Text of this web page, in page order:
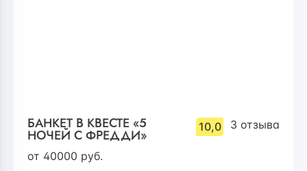
БАНКЕТ В КВЕСТЕ «5
НОЧЕЙ С ФРЕДДИ»
10,0 3 отзыва
от 40000 руб.